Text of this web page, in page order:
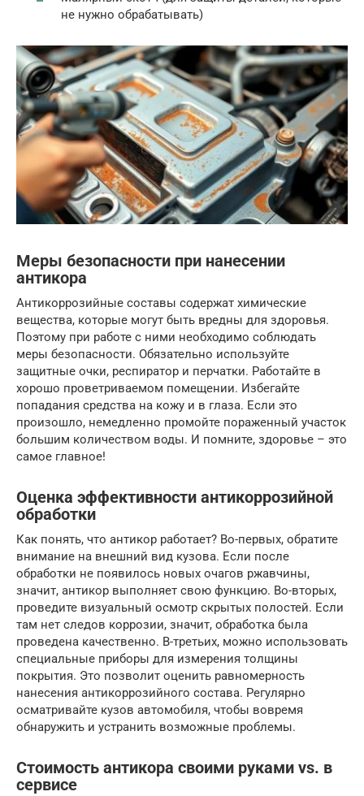
не нужно обрабатывать)
Меры безопасности при нанесении
антикора
Антикоррозийные составы содержат химические
вещества, которые могут быть вредны для здоровья.
Поэтому при работе с ними необходимо соблюдать
меры безопасности. Обязательно используйте
защитные очки, респиратор и перчатки. Работайте в
хорошо проветриваемом помещении. Избегайте
попадания средства на кожу и в глаза. Если это
произошло, немедленно промойте пораженный участок
большим количеством воды. И помните, здоровье – это
самое главное!
Оценка эффективности антикоррозийной
обработки
Как понять, что антикор работает? Во-первых, обратите
внимание на внешний вид кузова. Если после
обработки не появилось новых очагов ржавчины,
значит, антикор выполняет свою функцию. Во-вторых,
проведите визуальный осмотр скрытых полостей. Если
там нет следов коррозии, значит, обработка была
проведена качественно. В-третьих, можно использовать
специальные приборы для измерения толщины
покрытия. Это позволит оценить равномерность
нанесения антикоррозийного состава. Регулярно
осматривайте кузов автомобиля, чтобы вовремя
обнаружить и устранить возможные проблемы.
Стоимость антикора своими руками vs. в
сервисе